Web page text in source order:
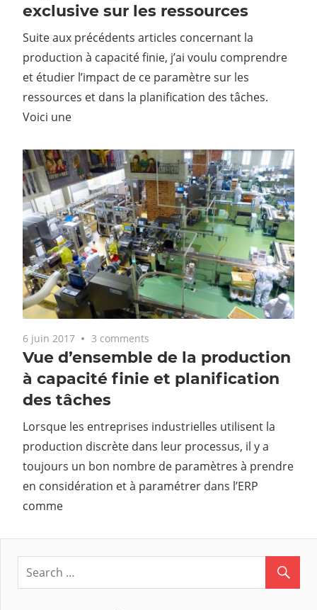
exclusive sur les ressources
Suite aux précédents articles concernant la
production à capacité finie, j’ai voulu comprendre
et étudier l’impact de ce paramètre sur les
ressources et dans la planification des tâches.
Voici une
6 juin 2017 3 comments
Vue d’ensemble de la production
à capacité finie et planification
des tâches
Lorsque les entreprises industrielles utilisent la
production discrète dans leur processus, il y a
toujours un bon nombre de paramètres à prendre
en considération et à paramétrer dans l’ERP
comme